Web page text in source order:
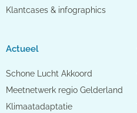
Klantcases & infographics
Actueel
Schone Lucht Akkoord
Meetnetwerk regio Gelderland
Klimaatadaptatie